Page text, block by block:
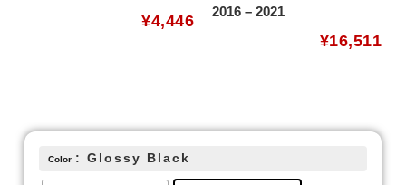
¥4,446
2016 – 2021
¥16,511
Color : Glossy Black